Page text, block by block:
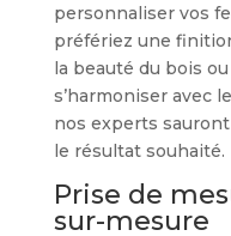
personnaliser vos
préfériez une
la beauté du bois
s’harmoniser avec
nos experts
le résultat souhaité.
Prise de
sur-mesure